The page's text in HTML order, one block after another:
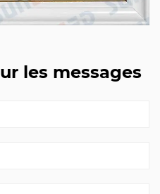
les messages